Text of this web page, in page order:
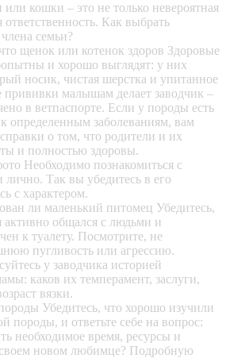
или кошки – это не только невероятная
ответственность. Как выбрать
семьи?
щенок или котенок здоров Здоровые
и хорошо выглядят: у них
носик, чистая шерстка и упитанное
малышам делает заводчик –
в ветпаспорте. Если у породы есть
определенным заболеваниям, вам
о том, что родители и их
и полностью здоровы.
Необходимо познакомиться с
Так вы убедитесь в его
с характером.
ли маленький питомец Убедитесь,
общался с людьми и
к туалету. Посмотрите, не
пугливость или агрессию.
у заводчика историей
каков их темперамент, заслуги,
вязки.
Убедитесь, что хорошо изучили
породы, и ответьте себе на вопрос:
необходимое время, ресурсы и
новом любимце? Подробную